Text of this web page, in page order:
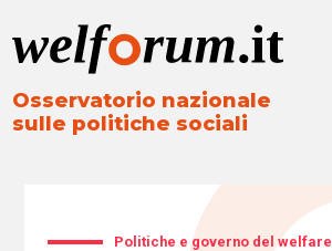
Osservatorio nazionale
sulle politiche sociali
Politiche e governo del welfare